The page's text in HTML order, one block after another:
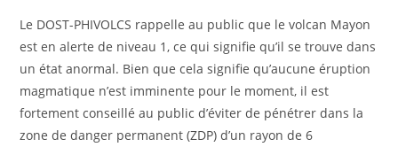
Le DOST-PHIVOLCS rappelle au public que le volcan Mayon
est en alerte de niveau 1, ce qui signifie qu’il se trouve dans
un état anormal. Bien que cela signifie qu’aucune éruption
magmatique n’est imminente pour le moment, il est
fortement conseillé au public d’éviter de pénétrer dans la
zone de danger permanent (ZDP) d’un rayon de 6